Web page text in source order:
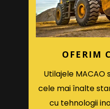
OFERIM
Utilajele
cele mai înalte
cu tehnologii